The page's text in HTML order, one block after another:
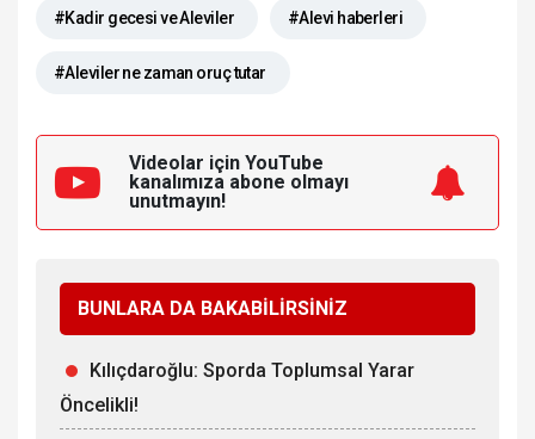
#Kadir gecesi ve Aleviler #Alevi haberleri
#Aleviler ne zaman oruç tutar
Videolar için YouTube
kanalımıza abone olmayı
unutmayın!
BUNLARA DA BAKABİLİRSİNİZ
Kılıçdaroğlu: Sporda Toplumsal Yarar
Öncelikli!